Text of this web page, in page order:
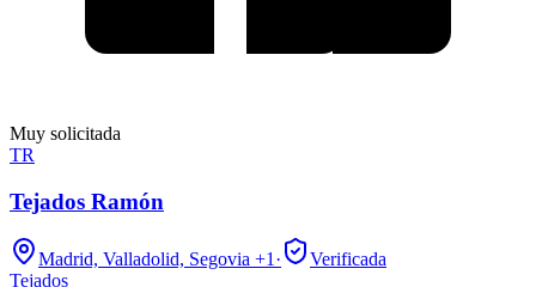
Muy solicitada
TR
Tejados Ramón
Madrid, Valladolid, Segovia +1 ·
Verificada
Tejados